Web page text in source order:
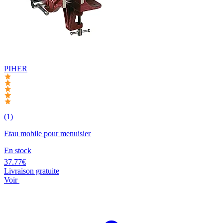
PIHER
(1)
Etau mobile pour menuisier
En stock
37.77€
Livraison gratuite
Voir